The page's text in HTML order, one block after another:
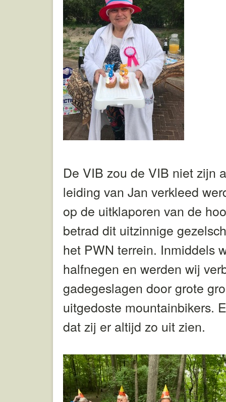
De VIB zou de VIB niet zijn
leiding van Jan verkleed
op de uitklaporen van de
betrad dit uitzinnige
het PWN terrein. Inmiddels
halfnegen en werden wij
gadegeslagen door grote
uitgedoste mountainbikers.
dat zij er altijd zo uit zien.